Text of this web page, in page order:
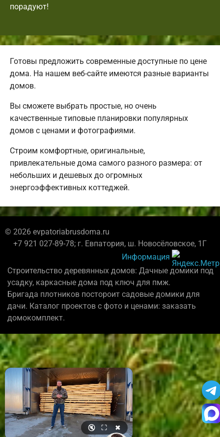
порадуют!
Готовы предложить современные доступные по цене
дома. На нашем веб-сайте имеются разные варианты
домов.
Вы сможете выбрать простые, но очень
качественные типовые планировки популярных
домов с ценами и фотографиями.
Строим комфортные, оригинальные,
привлекательные дома самого разного размера: от
небольших и дешевых до огромных
энергоэффективных коттеджей.
© 2026 evpatoriabrusdoma.ru
+7 921 027-89-78; г. Евпатория, ш. Новосёловское, 1Г
Информация
Строительство деревянных домов: Дачные домики под
усадку, каркасные дома под ключ для пмж.
Бригада плотников постороит садовые домики для
дачи. Каталог проектов с фото и ценами: заказать
домокомплект.
🔇 ⛶ ✖